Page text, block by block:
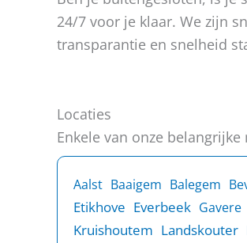
n
?
t
24/7 voor je klaar. We zijn
transparantie en snelheid
Locaties
Enkele van onze belangrijke
Aalst Baaigem Balegem
Etikhove Everbeek Gavere
Kruishoutem Landskouter